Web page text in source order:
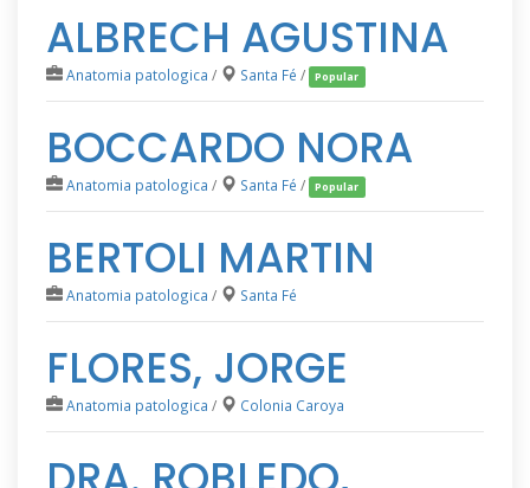
ALBRECH AGUSTINA
Anatomia patologica / Santa Fé / Popular
BOCCARDO NORA
Anatomia patologica / Santa Fé / Popular
BERTOLI MARTIN
Anatomia patologica / Santa Fé
FLORES, JORGE
Anatomia patologica / Colonia Caroya